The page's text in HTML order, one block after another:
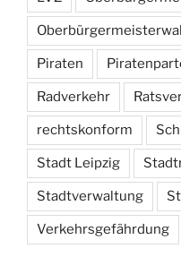
Piraten
Radverkehr
rechtskonform
Stadt Leipzig
Stadtverwaltung
Verkehrsgefährdung